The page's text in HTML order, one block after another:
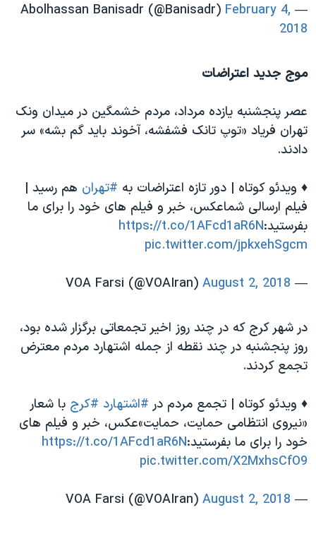
— Abolhassan Banisadr (@Banisadr)
February 4,
2018
موج جدید اعتراضات
عصر پنجشنبه یازده مرداد، مردم خشمگین در میدان ونک
تهران فریاد «توپ تانک فشفشه، آخوند باید گم بشه» سر
دادند.
♦️ ویدئو کوتاه | دور تازه اعتراضات به #تهران هم رسید |
فیلم ارسالی شماعكس، خبر و فيلم هاى خود را براى ما
بفرستيد:https://t.co/1AFcd1aR6N
pic.twitter.com/jpkxehSgcm
— VOA Farsi (@VOAIran)
August 2, 2018
در شهر کرج که در چند روز اخیر تجمعاتی برگزار شده بود،
روز پنجشنبه در چند نقطه از جمله اشتهارد مردم معترض
تجمع کردند.
♦️ ویدئو کوتاه | تجمع مردم در #اشتهارد #کرج با شعار
«نیروی انتظامی حمایت، حمایت»عكس، خبر و فيلم هاى
خود را براى ما بفرستيد:https://t.co/1AFcd1aR6N
pic.twitter.com/X2MxhsCfO9
— VOA Farsi (@VOAIran)
August 2, 2018